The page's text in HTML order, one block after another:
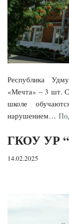
Республика
«Мечта» – 3 шт.
школе
нарушением…
ГКОУ УР
14.02.2025